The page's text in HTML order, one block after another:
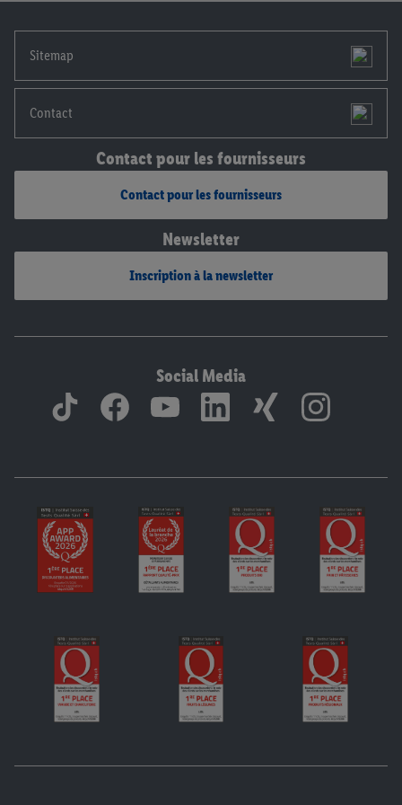
Sitemap
Contact
Contact pour les fournisseurs
Contact pour les fournisseurs
Newsletter
Inscription à la newsletter
Social Media